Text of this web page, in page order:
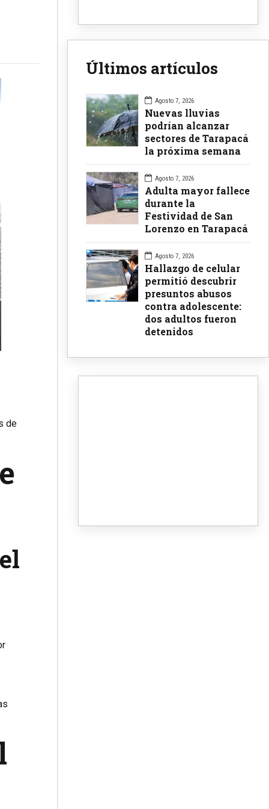
de
Últimos artículos
Agosto 7, 2026
Nuevas lluvias
podrían alcanzar
sectores de Tarapacá
la próxima semana
Agosto 7, 2026
Adulta mayor fallece
durante la
Festividad de San
Lorenzo en Tarapacá
Agosto 7, 2026
Hallazgo de celular
permitió descubrir
presuntos abusos
contra adolescente:
dos adultos fueron
detenidos